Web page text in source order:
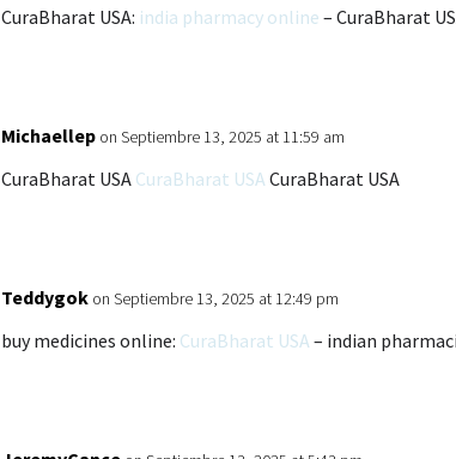
CuraBharat USA: india pharmacy online – CuraBharat
Michaellep on Septiembre 13, 2025 at 11:59 am
CuraBharat USA CuraBharat USA CuraBharat USA
Teddygok on Septiembre 13, 2025 at 12:49 pm
buy medicines online: CuraBharat USA – indian